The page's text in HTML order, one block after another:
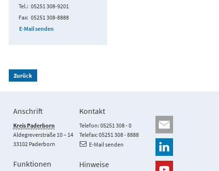
Tel. 05251 308-9201
Fax 05251 308-8888
E-Mail senden
Zurück
Anschrift
Kreis Paderborn
Aldegreverstraße 10 – 14
33102 Paderborn
Kontakt
Telefon: 05251 308 - 0
Telefax: 05251 308 - 8888
E-Mail senden
Funktionen Hinweise